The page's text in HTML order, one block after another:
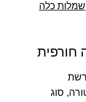
שמלות כלה
סוג